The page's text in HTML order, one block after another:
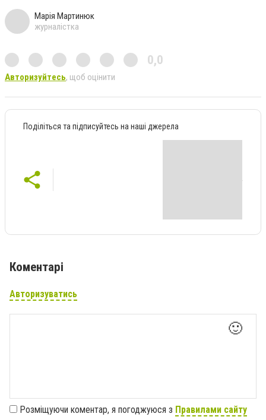
Марія Мартинюк
журналістка
0,0
Авторизуйтесь, щоб оцінити
Поділіться та підписуйтесь на наші джерела
Коментарі
Авторизуватись
🙂
Розміщуючи коментар, я погоджуюся з Правилами сайту